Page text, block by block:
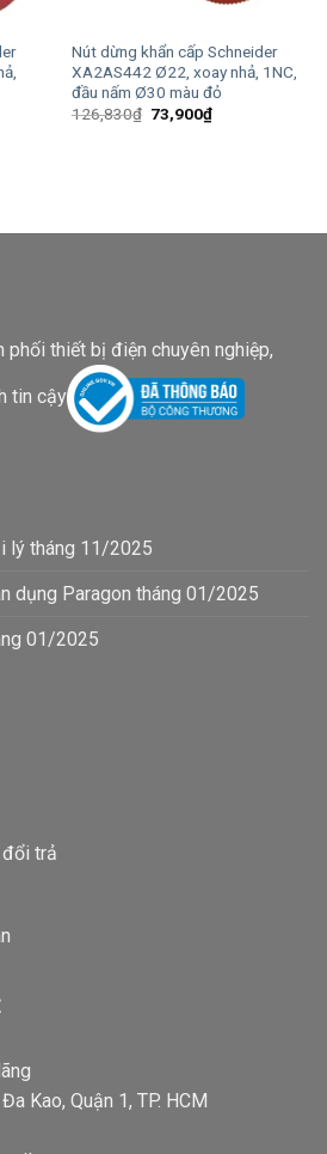
Nút dừng khẩn cấp Schneider
XA2AS442 Ø22, xoay nhả, 1NC,
đầu nấm Ø30 màu đỏ
126,830₫ Giá
gốc
73,900₫Giá
hiện
phối thiết bị điện chuyên nghiệp,
tin cậy
lý tháng 11/2025
dụng Paragon tháng 01/2025
01/2025
đổi trả
Kao, Quận 1, TP. HCM